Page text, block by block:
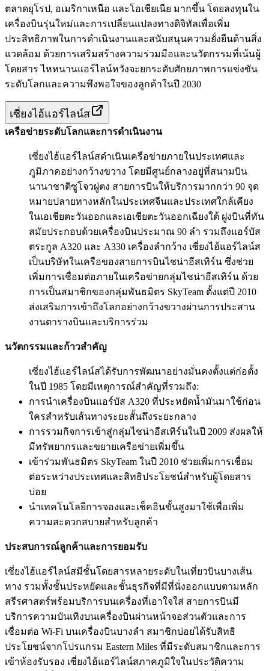
ตลาดยุโรป, อเมริกาเหนือ และโอเชียเนีย มากขึ้น โดยลงทุนใน
เครื่องบินรุ่นใหม่และการเปลี่ยนแปลงทางดิจิทัลเพื่อเพิ่ม
ประสิทธิภาพในการดำเนินงานและสนับสนุนความยั่งยืนด้านสิ่ง
แวดล้อม ด้วยการเสริมสร้างความร่วมมือและนวัตกรรมที่เน้นผู้
โดยสาร ไหหนานแอร์ไลน์หวังจะยกระดับศักยภาพการแข่งขัน
ระดับโลกและความพึงพอใจของลูกค้าในปี 2030
เซี่ยงไฮ้แอร์ไลน์ส
เครือข่ายระดับโลกและการดำเนินงาน
เซี่ยงไฮ้แอร์ไลน์สดำเนินเครือข่ายภายในประเทศและ
ภูมิภาคอย่างกว้างขวาง โดยมีศูนย์กลางอยู่ที่สนามบิน
นานาชาติซูโจวผู่ตง สายการบินให้บริการมากกว่า 90 จุด
หมายปลายทางหลักในประเทศจีนและประเทศใกล้เคียง
ในเอเชียตะวันออกและเอเชียตะวันออกเฉียงใต้ ฝูงบินที่ทัน
สมัยประกอบด้วยเครื่องบินประมาณ 90 ลำ รวมถึงแอร์บัส
ตระกูล A320 และ A330 เครื่องลำกว้าง เซี่ยงไฮ้แอร์ไลน์ส
เป็นบริษัทในเครือของสายการบินไชน่าอีสเทิร์น ซึ่งช่วย
เพิ่มการเชื่อมต่อภายในเครือข่ายกลุ่มไชน่าอีสเทิร์น ด้วย
การเป็นสมาชิกของกลุ่มพันธมิตร SkyTeam ตั้งแต่ปี 2010
ส่งเสริมการเข้าถึงโลกอย่างกว้างขวางผ่านการประสาน
งานตารางบินและบริการร่วม
นวัตกรรมและก้าวสำคัญ
เซี่ยงไฮ้แอร์ไลน์สได้รับการพัฒนาอย่างมั่นคงตั้งแต่ก่อตั้ง
ในปี 1985 โดยมีเหตุการณ์สำคัญที่รวมถึง:
การนำเครื่องบินแอร์บัส A320 ที่ประหยัดน้ำมันมาใช้ก่อน
ใครสำหรับเส้นทางระยะสั้นถึงระยะกลาง
การรวมกิจการเข้าสู่กลุ่มไชน่าอีสเทิร์นในปี 2009 ส่งผลให้
มีทรัพยากรและขยายเครือข่ายเพิ่มขึ้น
เข้าร่วมพันธมิตร SkyTeam ในปี 2010 ช่วยเพิ่มการเชื่อม
ต่อระหว่างประเทศและสิทธิประโยชน์สำหรับผู้โดยสาร
บ่อย
นำเทคโนโลยีการจองและเช็คอินขั้นสูงมาใช้เพื่อเพิ่ม
ความสะดวกสบายสำหรับลูกค้า
ประสบการณ์ลูกค้าและการยอมรับ
เซี่ยงไฮ้แอร์ไลน์สมีชั้นโดยสารหลายระดับในเที่ยวบินบางเส้น
ทาง รวมทั้งชั้นประหยัดและชั้นธุรกิจที่มีที่นั่งออกแบบตามหลัก
สรีรศาสตร์พร้อมบริการบนเครื่องที่เอาใจใส่ สายการบินมี
บริการความบันเทิงบนเครื่องบินผ่านหน้าจอส่วนตัวและการ
เชื่อมต่อ Wi-Fi บนเครื่องบินบางลำ สมาชิกบ่อยได้รับสิทธิ
ประโยชน์จากโปรแกรม Eastern Miles ที่มีระดับสมาชิกและการ
เข้าห้องรับรอง เซี่ยงไฮ้แอร์ไลน์สภาคภูมิใจในประวัติความ